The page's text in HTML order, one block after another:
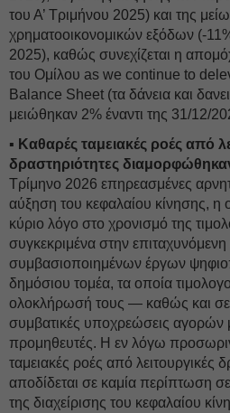
του Α’ Τριμήνου 2025) και της
χρηματοοικονομικών εξόδων (-
2025), καθώς συνεχίζεται η
του Ομίλου as we continue to
Balance Sheet (τα δάνεια και
μειώθηκαν 2% έναντι της 31/12/
▪ Καθαρές ταμειακές ροές από
δραστηριότητες
Τρίμηνο 2026 επηρεασμένες
αύξηση του κεφαλαίου κίνησης, η
κύριο λόγο στο χρονισμό της
συγκεκριμένα στην
συμβασιοποιημένων έργων
δημόσιου τομέα, τα οποία
ολοκλήρωσή τους — καθώς και
συμβατικές υποχρεώσεις αγορών
προμηθευτές. Η εν λόγω
ταμειακές ροές από λειτουργικές
αποδίδεται σε καμία περίπτωση
της διαχείρισης του κεφαλαίου